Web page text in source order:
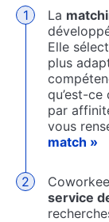
La
Elle
plus
qu’est-
par
vous
match »
service